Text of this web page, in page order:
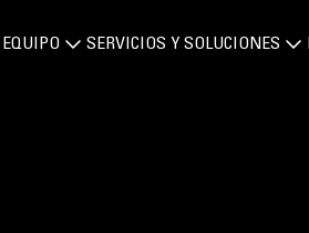
EQUIPO SERVICIOS Y SOLUCIONES